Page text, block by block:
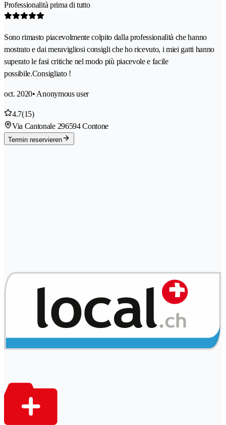
Professionalità prima di tutto
Sono rimasto piacevolmente colpito dalla professionalità che hanno
mostrato e dai meravigliosi consigli che ho ricevuto, i miei gatti hanno
superato le fasi critiche nel modo più piacevole e facile
possibile.Consigliato !
oct. 2020• Anonymous user
4.7(15)
Via Cantonale 296594 Contone
Termin reservieren